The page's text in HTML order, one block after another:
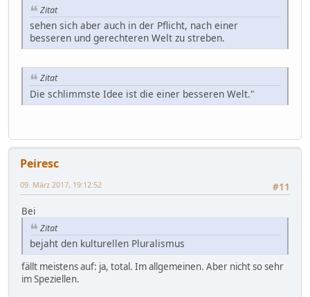
Zitat
sehen sich aber auch in der Pflicht, nach einer
besseren und gerechteren Welt zu streben.
Zitat
Die schlimmste Idee ist die einer besseren Welt."
Peiresc
#11
09. März 2017, 19:12:52
Bei
Zitat
bejaht den kulturellen Pluralismus
fällt meistens auf: ja, total. Im allgemeinen. Aber nicht so sehr
im Speziellen.